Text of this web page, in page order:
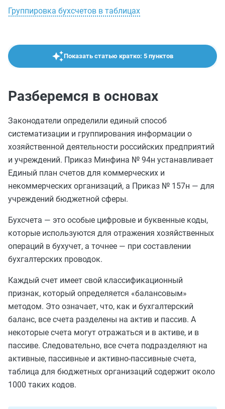
Группировка бухсчетов в таблицах
Показать статью кратко: 5 пунктов
Разберемся в основах
Законодатели определили единый способ
систематизации и группирования информации о
хозяйственной деятельности российских предприятий
и учреждений. Приказ Минфина № 94н устанавливает
Единый план счетов для коммерческих и
некоммерческих организаций, а Приказ № 157н — для
учреждений бюджетной сферы.
Бухсчета — это особые цифровые и буквенные коды,
которые используются для отражения хозяйственных
операций в бухучет, а точнее — при составлении
бухгалтерских проводок.
Каждый счет имеет свой классификационный
признак, который определяется «балансовым»
методом. Это означает, что, как и бухгалтерский
баланс, все счета разделены на актив и пассив. А
некоторые счета могут отражаться и в активе, и в
пассиве. Следовательно, все счета подразделяют на
активные, пассивные и активно-пассивные счета,
таблица для бюджетных организаций содержит около
1000 таких кодов.